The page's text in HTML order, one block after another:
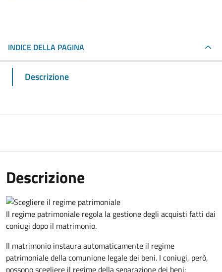
INDICE DELLA PAGINA
Descrizione
Descrizione
Il regime patrimoniale regola la gestione degli acquisti fatti dai
coniugi dopo il matrimonio.
Il matrimonio instaura automaticamente il regime
patrimoniale della comunione legale dei beni. I coniugi, però,
possono scegliere il regime della separazione dei beni: